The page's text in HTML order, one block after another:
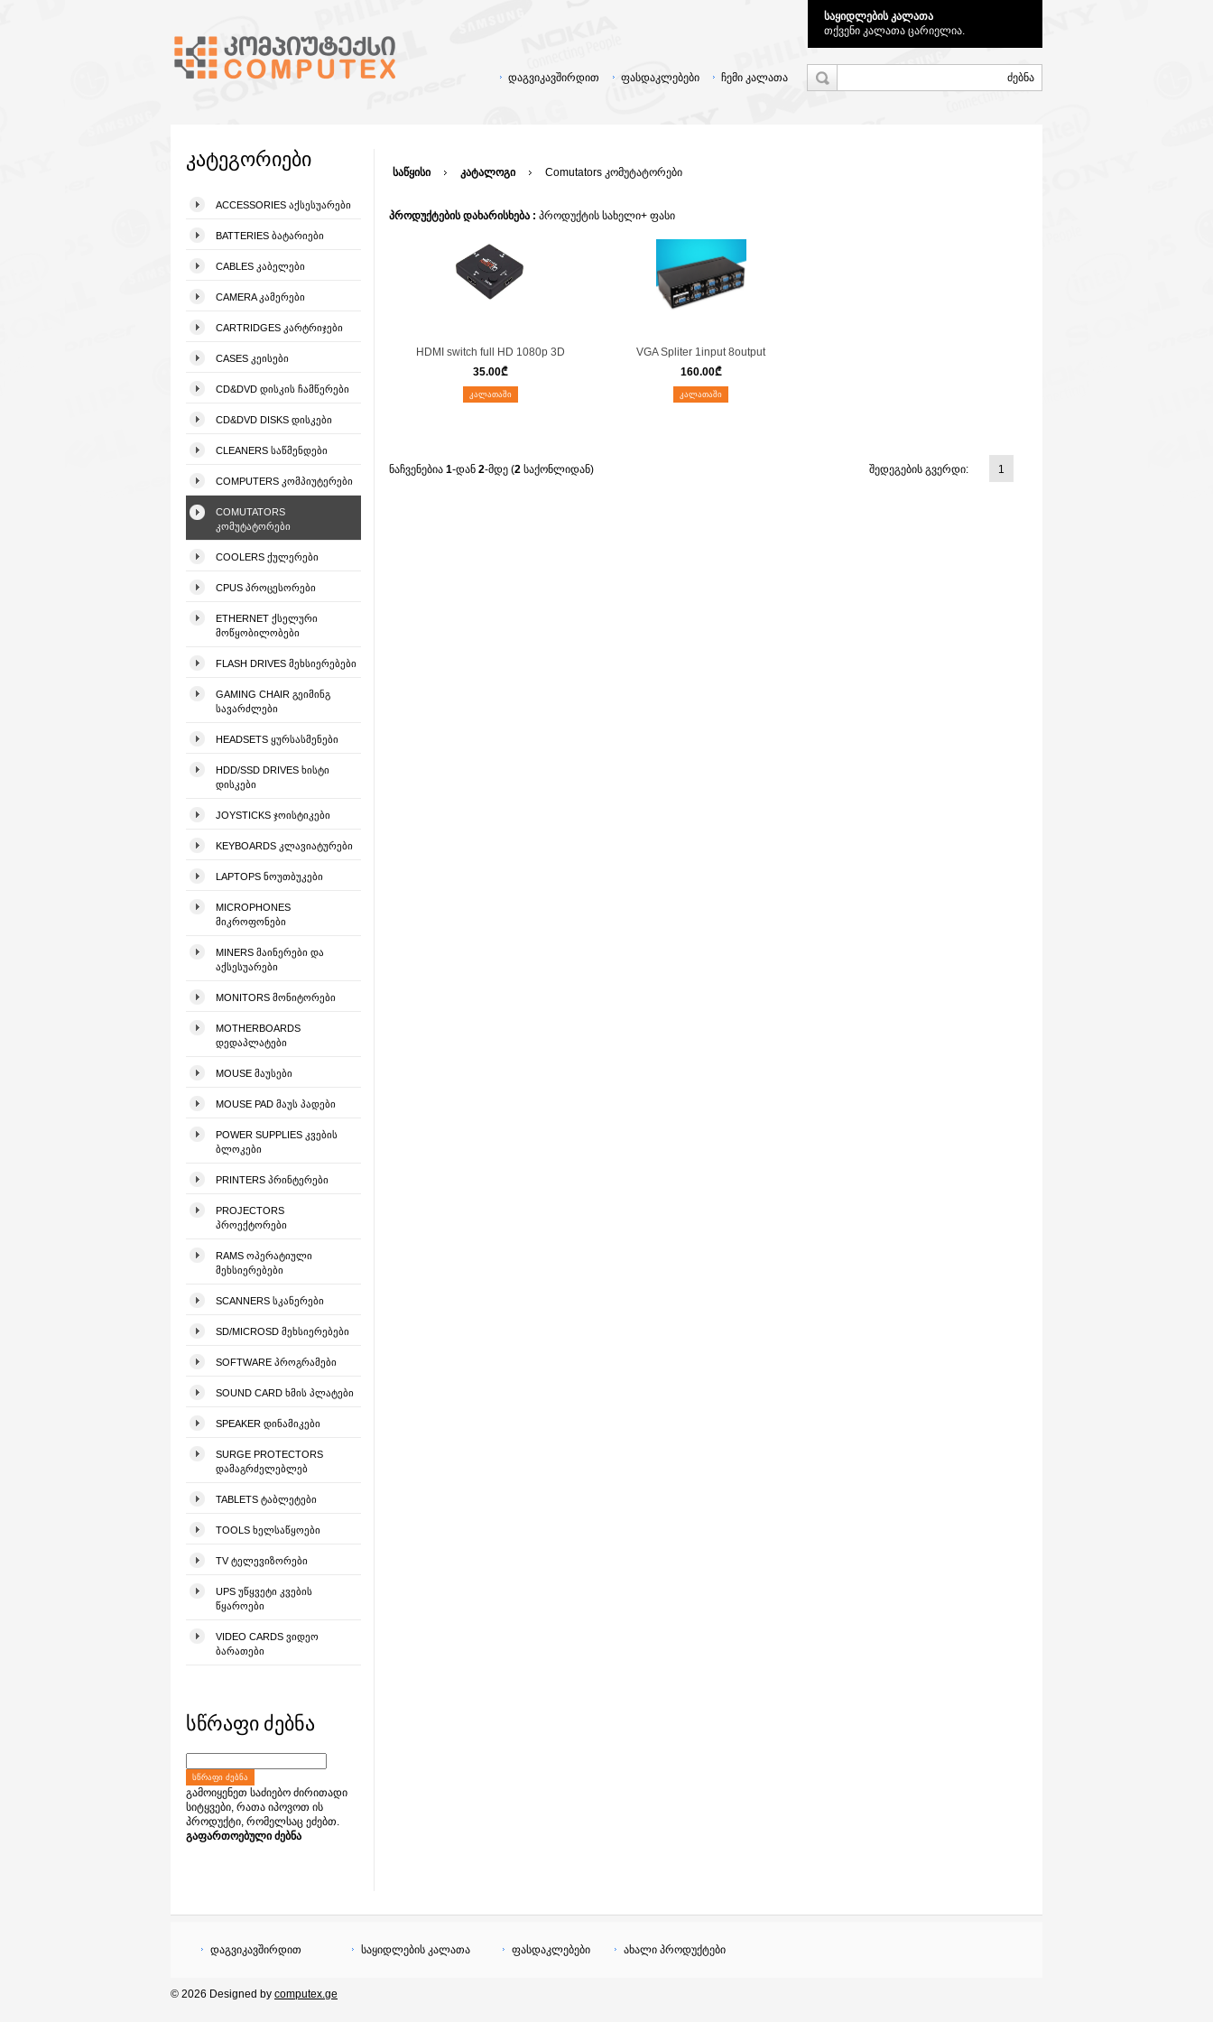
საყიდლების კალათა
თქვენი კალათა ცარიელია.
ჩემი კალათა
ფასდაკლებები
დაგვიკავშირდით
კატეგორიები
ACCESSORIES ᲐᲥᲡᲔᲡᲣᲐᲠᲔᲑᲘ
BATTERIES ᲑᲐᲢᲐᲠᲘᲔᲑᲘ
CABLES ᲙᲐᲑᲔᲚᲔᲑᲘ
CAMERA ᲙᲐᲛᲔᲠᲔᲑᲘ
CARTRIDGES ᲙᲐᲠᲢᲠᲘᲯᲔᲑᲘ
CASES ᲙᲔᲘᲡᲔᲑᲘ
CD&DVD ᲓᲘᲡᲙᲘᲡ ᲩᲐᲛᲬᲔᲠᲔᲑᲘ
CD&DVD DISKS ᲓᲘᲡᲙᲔᲑᲘ
CLEANERS ᲡᲐᲬᲛᲔᲜᲓᲔᲑᲘ
COMPUTERS ᲙᲝᲛᲞᲘᲣᲢᲔᲠᲔᲑᲘ
COMUTATORS
ᲙᲝᲛᲣᲢᲐᲢᲝᲠᲔᲑᲘ
COOLERS ᲥᲣᲚᲔᲠᲔᲑᲘ
CPUS ᲞᲠᲝᲪᲔᲡᲝᲠᲔᲑᲘ
ETHERNET ᲥᲡᲔᲚᲣᲠᲘ
ᲛᲝᲬᲧᲝᲑᲘᲚᲝᲑᲔᲑᲘ
FLASH DRIVES ᲛᲔᲮᲡᲘᲔᲠᲔᲑᲔᲑᲘ
GAMING CHAIR ᲒᲔᲘᲛᲘᲜᲒ
ᲡᲐᲕᲐᲠᲫᲚᲔᲑᲘ
HEADSETS ᲧᲣᲠᲡᲐᲡᲛᲔᲜᲔᲑᲘ
HDD/SSD DRIVES ᲮᲘᲡᲢᲘ
ᲓᲘᲡᲙᲔᲑᲘ
JOYSTICKS ᲯᲝᲘᲡᲢᲘᲙᲔᲑᲘ
KEYBOARDS ᲙᲚᲐᲕᲘᲐᲢᲣᲠᲔᲑᲘ
LAPTOPS ᲜᲝᲣᲗᲑᲣᲙᲔᲑᲘ
MICROPHONES
ᲛᲘᲙᲠᲝᲤᲝᲜᲔᲑᲘ
MINERS ᲛᲐᲘᲜᲔᲠᲔᲑᲘ ᲓᲐ
ᲐᲥᲡᲔᲡᲣᲐᲠᲔᲑᲘ
MONITORS ᲛᲝᲜᲘᲢᲝᲠᲔᲑᲘ
MOTHERBOARDS
ᲓᲔᲓᲐᲞᲚᲐᲢᲔᲑᲘ
MOUSE ᲛᲐᲣᲡᲔᲑᲘ
MOUSE PAD ᲛᲐᲣᲡ ᲞᲐᲓᲔᲑᲘ
POWER SUPPLIES ᲙᲕᲔᲑᲘᲡ
ᲑᲚᲝᲙᲔᲑᲘ
PRINTERS ᲞᲠᲘᲜᲢᲔᲠᲔᲑᲘ
PROJECTORS
ᲞᲠᲝᲔᲥᲢᲝᲠᲔᲑᲘ
RAMS ᲝᲞᲔᲠᲐᲢᲘᲣᲚᲘ
ᲛᲔᲮᲡᲘᲔᲠᲔᲑᲔᲑᲘ
SCANNERS ᲡᲙᲐᲜᲔᲠᲔᲑᲘ
SD/MICROSD ᲛᲔᲮᲡᲘᲔᲠᲔᲑᲔᲑᲘ
SOFTWARE ᲞᲠᲝᲒᲠᲐᲛᲔᲑᲘ
SOUND CARD ᲮᲛᲘᲡ ᲞᲚᲐᲢᲔᲑᲘ
SPEAKER ᲓᲘᲜᲐᲛᲘᲙᲔᲑᲘ
SURGE PROTECTORS
ᲓᲐᲛᲐᲒᲠᲫᲔᲚᲔᲑᲚᲔᲑ
TABLETS ᲢᲐᲑᲚᲔᲢᲔᲑᲘ
TOOLS ᲮᲔᲚᲡᲐᲬᲧᲝᲔᲑᲘ
TV ᲢᲔᲚᲔᲕᲘᲖᲝᲠᲔᲑᲘ
UPS ᲣᲬᲧᲕᲔᲢᲘ ᲙᲕᲔᲑᲘᲡ
ᲬᲧᲐᲠᲝᲔᲑᲘ
VIDEO CARDS ᲕᲘᲓᲔᲝ
ᲑᲐᲠᲐᲗᲔᲑᲘ
სწრაფი ძებნა
ᲡᲬᲠᲐᲤᲘ ᲫᲔᲑᲜᲐ
გამოიყენეთ საძიებო ძირითადი
სიტყვები, რათა იპოვოთ ის
პროდუქტი, რომელსაც ეძებთ.
გაფართოებული ძებნა
საწყისი კატალოგი Comutators კომუტატორები
პროდუქტების დახარისხება : პროდუქტის სახელი+ ფასი
HDMI switch full HD 1080p 3D
35.00₾
ᲙᲐᲚᲐᲗᲐᲨᲘ
VGA Spliter 1input 8output
160.00₾
ᲙᲐᲚᲐᲗᲐᲨᲘ
შედეგების გვერდი: 1
ნაჩვენებია 1-დან 2-მდე (2 საქონლიდან)
დაგვიკავშირდით საყიდლების კალათა ფასდაკლებები ახალი პროდუქტები
© 2026 Designed by computex.ge